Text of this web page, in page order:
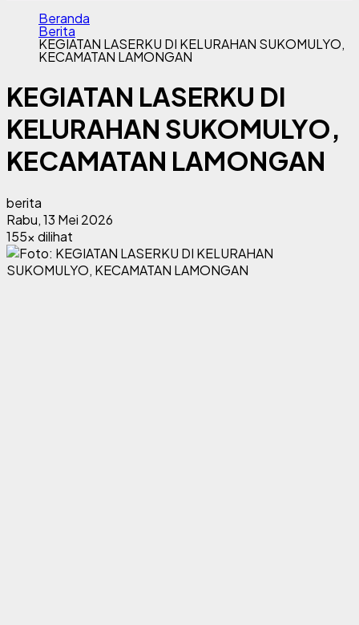
Beranda
Berita
KEGIATAN LASERKU DI KELURAHAN SUKOMULYO,
KECAMATAN LAMONGAN
KEGIATAN LASERKU DI
KELURAHAN SUKOMULYO,
KECAMATAN LAMONGAN
berita
Rabu, 13 Mei 2026
155x dilihat